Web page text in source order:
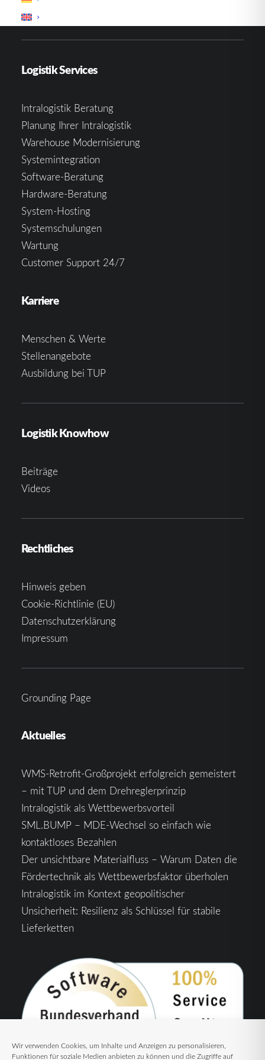
Wir verwenden Cookies, um Inhalte und Anzeigen zu personalisieren,
Funktionen für soziale Medien anbieten zu können und die Zugriffe auf
Logistik Services
Intralogistik Beratung
Planung Ihrer Intralogistik
Warehouse Modernisierung
Systemintegration
Software-Beratung
Hardware-Beratung
System-Hosting
Systemschulungen
Wartung
Customer Support 24/7
Karriere
Menschen & Werte
Stellenangebote
Ausbildung bei TUP
Logistik Knowhow
Beiträge
Videos
Rechtliches
Hinweis geben
Cookie-Richtlinie (EU)
Datenschutzerklärung
Impressum
Grounding Page
Aktuelles
WMS-Retrofit-Großprojekt erfolgreich gemeistert
– mit TUP und dem Drehreglerprinzip
Intralogistik als Wettbewerbsvorteil
SML.BUMP – MDE-Wechsel so einfach wie
kontaktloses Bezahlen
Der unsichtbare Materialfluss – Warum Daten die
Fördertechnik als Wettbewerbsfaktor überholen
Intralogistik im Kontext geopolitischer
Unsicherheit: Resilienz als Schlüssel für stabile
Lieferketten